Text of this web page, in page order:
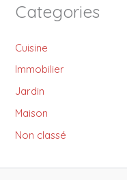
Categories
Cuisine
Immobilier
Jardin
Maison
Non classé